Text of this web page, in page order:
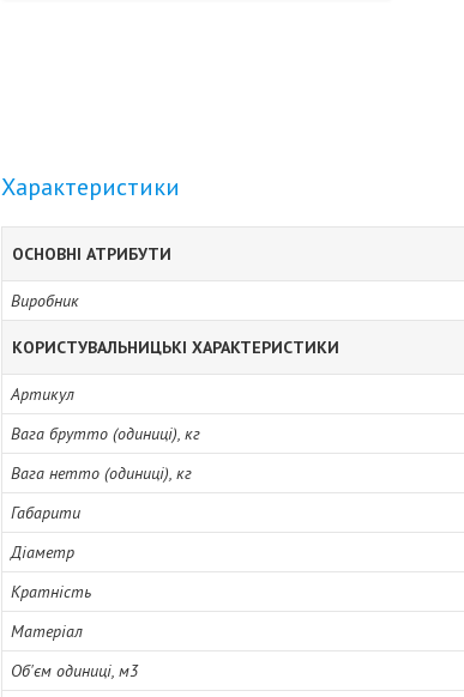
Характеристики
ОСНОВНІ АТРИБУТИ
Виробник
КОРИСТУВАЛЬНИЦЬКІ ХАРАКТЕРИСТИКИ
Артикул
Вага брутто (одиниці), кг
Вага нетто (одиниці), кг
Габарити
Діаметр
Кратність
Матеріал
Об'єм одиниці, м3